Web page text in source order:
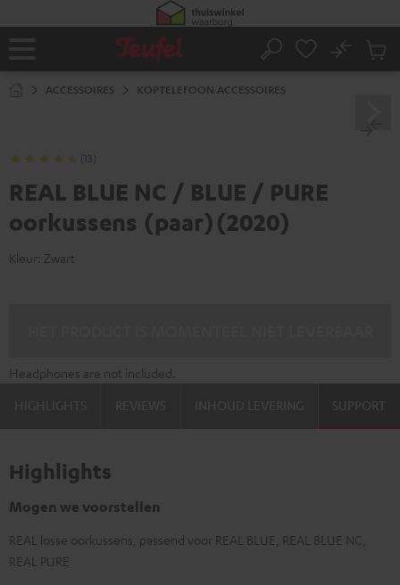
Home
Zoeken
No
ACCESSOIRES KOPTELEFOON ACCESSOIRES
(13)
REAL BLUE NC / BLUE / PURE
oorkussens (paar)(2020)
Kleur: Zwart
Headphones are not included.
SUPPORT
Highlights
Mogen we voorstellen
REAL losse oorkussens, passend voor REAL BLUE, REAL BLUE NC,
REAL PURE